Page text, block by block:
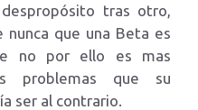
tras otro,
que una Beta es
no por ello es mas
problemas que su
ser al contrario.